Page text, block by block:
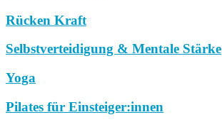
Rücken Kraft
Selbstverteidigung & Mentale Stärke
Yoga
Pilates für Einsteiger:innen